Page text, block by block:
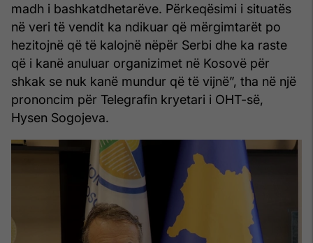
madh i bashkatdhetarëve. Përkeqësimi i situatës
në veri të vendit ka ndikuar që mërgimtarët po
hezitojnë që të kalojnë nëpër Serbi dhe ka raste
që i kanë anuluar organizimet në Kosovë për
shkak se nuk kanë mundur që të vijnë”, tha në një
prononcim për Telegrafin kryetari i OHT-së,
Hysen Sogojeva.